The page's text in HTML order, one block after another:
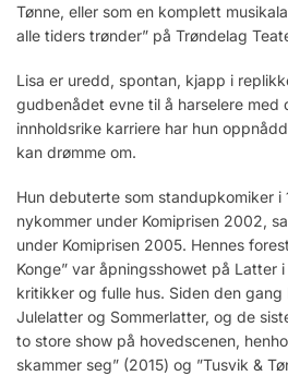
Tønne, eller som en komplett
alle tiders trønder” på Trøndelag
Lisa er uredd, spontan, kjapp i
gudbenådet evne til å harselere med
innholdsrike karriere har hun
kan drømme om.
Hun debuterte som standupkomiker
nykommer under Komiprisen 2002,
under Komiprisen 2005. Hennes
Konge” var åpningsshowet på
kritikker og fulle hus. Siden den
Julelatter og Sommerlatter, og de
to store show på hovedscenen,
skammer seg” (2015) og ”Tusvik &